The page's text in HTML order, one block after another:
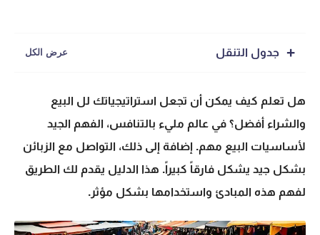
جدول التنقل
هل تعلم كيف يمكن أن تجعل استراتيجياتك لل البيع
والشراء أفضل؟ في عالم مليء بالتنافس، الفهم الجيد
لأساسيات البيع مهم. إضافة إلى ذلك، التواصل مع الزبائن
بشكل جيد يشكل فارقاً كبيراً. هذا الدليل يقدم لك الطريق
لفهم هذه المبادئ واستخدامها بشكل مؤثر.